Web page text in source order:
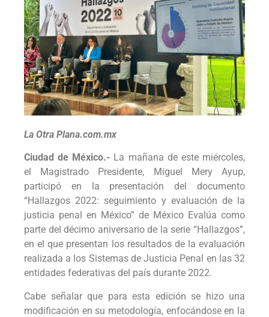
La Otra Plana.com.mx
Ciudad de México.- La mañana de este miércoles,
el Magistrado Presidente, Miguel Mery Ayup,
participó en la presentación del documento
“Hallazgos 2022: seguimiento y evaluación de la
justicia penal en México” de México Evalúa como
parte del décimo aniversario de la serie “Hallazgos”,
en el que presentan los resultados de la evaluación
realizada a los Sistemas de Justicia Penal en las 32
entidades federativas del país durante 2022.
Cabe señalar que para esta edición se hizo una
modificación en su metodología, enfocándose en la